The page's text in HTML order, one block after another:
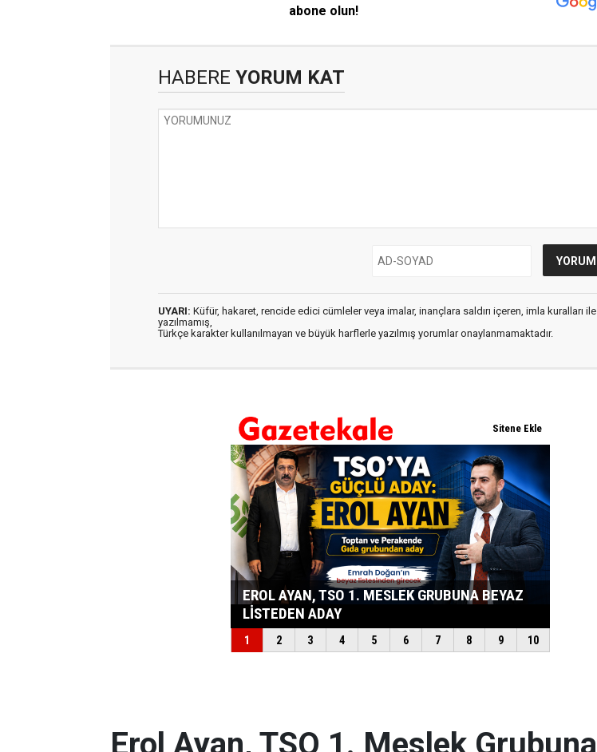
abone olun!
HABERE YORUM KAT
UYARI: Küfür, hakaret, rencide edici cümleler veya imalar, inançlara saldırı içeren, imla kuralları ile
yazılmamış,
Türkçe karakter kullanılmayan ve büyük harflerle yazılmış yorumlar onaylanmamaktadır.
Erol Ayan, TSO 1. Meslek Grubuna